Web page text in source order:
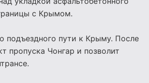
с Крымом.
подъездного пути к Крыму. После
пропуска Чонгар и позволит